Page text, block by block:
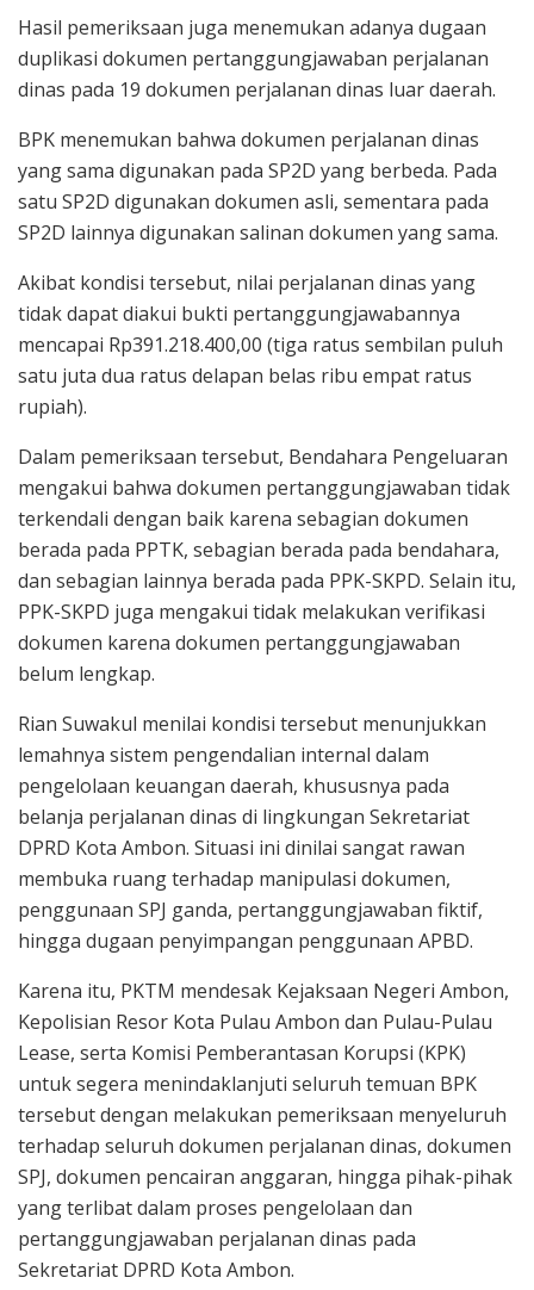
Hasil pemeriksaan juga menemukan adanya dugaan
duplikasi dokumen pertanggungjawaban perjalanan
dinas pada 19 dokumen perjalanan dinas luar daerah.
BPK menemukan bahwa dokumen perjalanan dinas
yang sama digunakan pada SP2D yang berbeda. Pada
satu SP2D digunakan dokumen asli, sementara pada
SP2D lainnya digunakan salinan dokumen yang sama.
Akibat kondisi tersebut, nilai perjalanan dinas yang
tidak dapat diakui bukti pertanggungjawabannya
mencapai Rp391.218.400,00 (tiga ratus sembilan puluh
satu juta dua ratus delapan belas ribu empat ratus
rupiah).
Dalam pemeriksaan tersebut, Bendahara Pengeluaran
mengakui bahwa dokumen pertanggungjawaban tidak
terkendali dengan baik karena sebagian dokumen
berada pada PPTK, sebagian berada pada bendahara,
dan sebagian lainnya berada pada PPK-SKPD. Selain itu,
PPK-SKPD juga mengakui tidak melakukan verifikasi
dokumen karena dokumen pertanggungjawaban
belum lengkap.
Rian Suwakul menilai kondisi tersebut menunjukkan
lemahnya sistem pengendalian internal dalam
pengelolaan keuangan daerah, khususnya pada
belanja perjalanan dinas di lingkungan Sekretariat
DPRD Kota Ambon. Situasi ini dinilai sangat rawan
membuka ruang terhadap manipulasi dokumen,
penggunaan SPJ ganda, pertanggungjawaban fiktif,
hingga dugaan penyimpangan penggunaan APBD.
Karena itu, PKTM mendesak Kejaksaan Negeri Ambon,
Kepolisian Resor Kota Pulau Ambon dan Pulau-Pulau
Lease, serta Komisi Pemberantasan Korupsi (KPK)
untuk segera menindaklanjuti seluruh temuan BPK
tersebut dengan melakukan pemeriksaan menyeluruh
terhadap seluruh dokumen perjalanan dinas, dokumen
SPJ, dokumen pencairan anggaran, hingga pihak-pihak
yang terlibat dalam proses pengelolaan dan
pertanggungjawaban perjalanan dinas pada
Sekretariat DPRD Kota Ambon.